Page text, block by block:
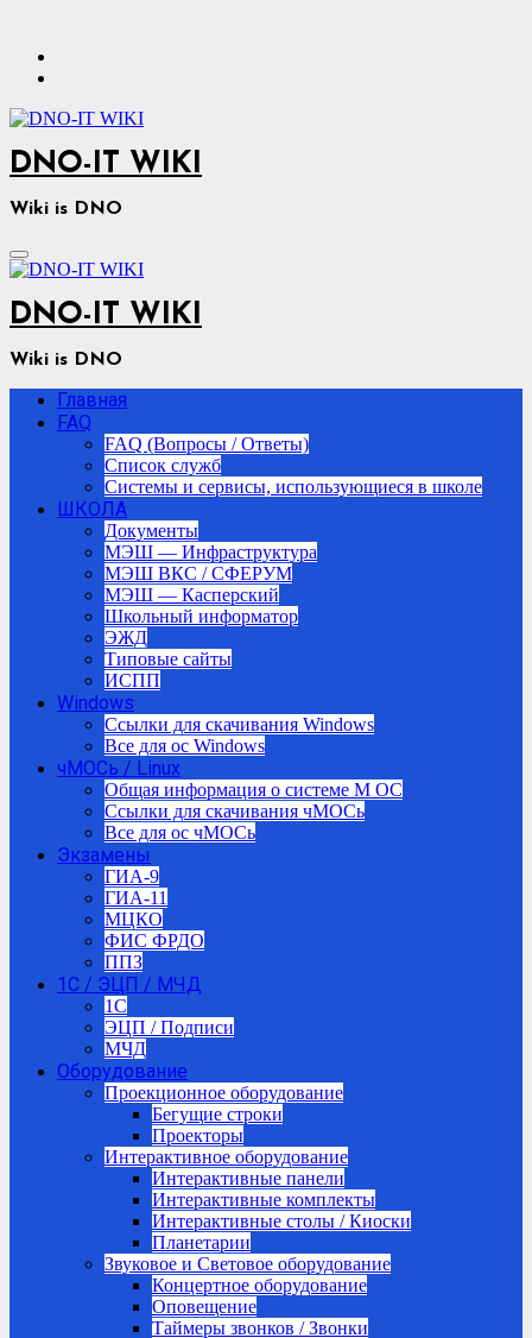
содержимому
DNO-IT WIKI
Wiki is DNO
DNO-IT WIKI
Wiki is DNO
Главная
FAQ
FAQ (Вопросы / Ответы)
Список служб
Системы и сервисы, использующиеся в школе
ШКОЛА
Документы
МЭШ — Инфраструктура
МЭШ ВКС / СФЕРУМ
МЭШ — Касперский
Школьный информатор
ЭЖД
Типовые сайты
ИСПП
Windows
Ссылки для скачивания Windows
Все для ос Windows
чМОСь / Linux
Общая информация о системе М ОС
Ссылки для скачивания чМОСь
Все для ос чМОСь
Экзамены
ГИА-9
ГИА-11
МЦКО
ФИС ФРДО
ППЗ
1С / ЭЦП / МЧД
1C
ЭЦП / Подписи
МЧД
Оборудование
Проекционное оборудование
Бегущие строки
Проекторы
Интерактивное оборудование
Интерактивные панели
Интерактивные комплекты
Интерактивные столы / Киоски
Планетарии
Звуковое и Световое оборудование
Концертное оборудование
Оповещение
Таймеры звонков / Звонки